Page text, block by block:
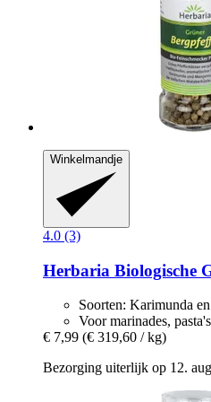
Winkelmandje
4.0 (3)
Herbaria Biologische
Soorten: Karimunda
Voor marinades,
€ 7,99 (€ 319,60 / kg)
Bezorging uiterlijk op 12.